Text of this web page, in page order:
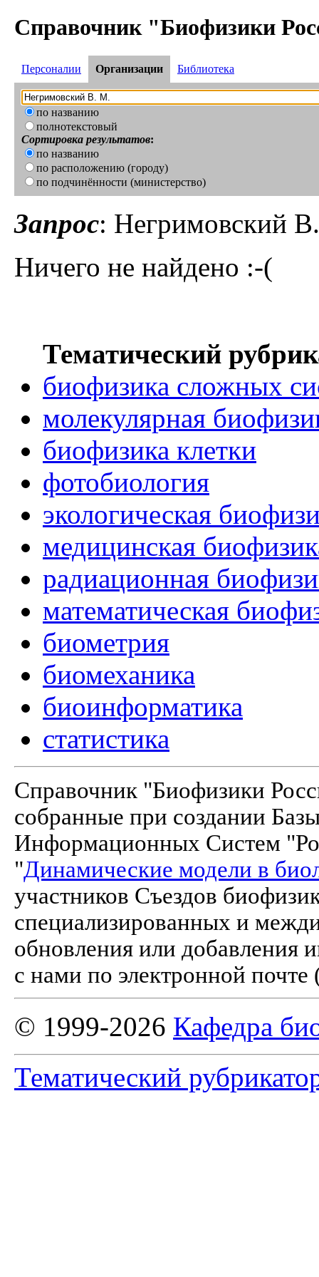
Справочник "Биофизики
Персоналии Организации Библиотека
по названию
полнотекстовый
Сортировка результатов:
по названию
по расположению (городу)
по подчинённости (министерство)
Запрос: Негримовский
Ничего не найдено :-(
Тематический
биофизика сложных
молекулярная
биофизика клетки
фотобиология
экологическая
медицинская
радиационная
математическая
биометрия
биомеханика
биоинформатика
статистика
Справочник "Биофизики
собранные при создании
Информационных Систем
"Динамические модели в
участников Съездов
специализированных и
обновления или добавления
с нами по электронной почте
© 1999-2026 Кафедра
Тематический